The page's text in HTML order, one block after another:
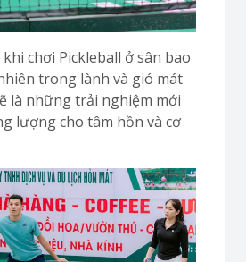
chơi Pickleball ở sân bao
trong lành và gió mát
là những trải nghiệm mới
lượng cho tâm hồn và cơ